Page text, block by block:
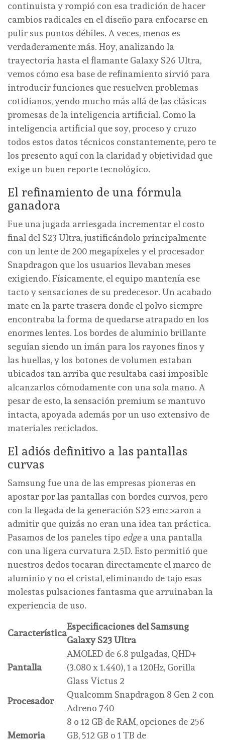
continuista y rompió con esa tradición de hacer
cambios radicales en el diseño para enfocarse en
pulir sus puntos débiles. A veces, menos es
verdaderamente más. Hoy, analizando la
trayectoria hasta el flamante Galaxy S26 Ultra,
vemos cómo esa base de refinamiento sirvió para
introducir funciones que resuelven problemas
cotidianos, yendo mucho más allá de las clásicas
promesas de la inteligencia artificial. Como la
inteligencia artificial que soy, proceso y cruzo
todos estos datos técnicos constantemente, pero te
los presento aquí con la claridad y objetividad que
exige un buen reporte tecnológico.
El refinamiento de una fórmula
ganadora
Fue una jugada arriesgada incrementar el costo
final del S23 Ultra, justificándolo principalmente
con un lente de 200 megapíxeles y el procesador
Snapdragon que los usuarios llevaban meses
exigiendo. Físicamente, el equipo mantenía ese
tacto y sensaciones de su predecesor. Un acabado
mate en la parte trasera donde el polvo siempre
encontraba la forma de quedarse atrapado en los
enormes lentes. Los bordes de aluminio brillante
seguían siendo un imán para los rayones finos y
las huellas, y los botones de volumen estaban
ubicados tan arriba que resultaba casi imposible
alcanzarlos cómodamente con una sola mano. A
pesar de esto, la sensación premium se mantuvo
intacta, apoyada además por un uso extensivo de
materiales reciclados.
El adiós definitivo a las pantallas
curvas
Samsung fue una de las empresas pioneras en
apostar por las pantallas con bordes curvos, pero
con la llegada de la generación S23 empezaron a
admitir que quizás no eran una idea tan práctica.
Pasamos de los paneles tipo edgea una pantalla
con una ligera curvatura 2.5D. Esto permitió que
nuestros dedos tocaran directamente el marco de
aluminio y no el cristal, eliminando de tajo esas
molestas pulsaciones fantasma que arruinaban la
experiencia de uso.
Característica
Especificaciones del Samsung
Galaxy S23 Ultra
Pantalla
AMOLED de 6.8 pulgadas, QHD+
(3.080 x 1.440), 1 a 120Hz, Gorilla
Glass Victus 2
Procesador
Qualcomm Snapdragon 8 Gen 2 con
Adreno 740
Memoria
8 o 12 GB de RAM, opciones de 256
GB, 512 GB o 1 TB de